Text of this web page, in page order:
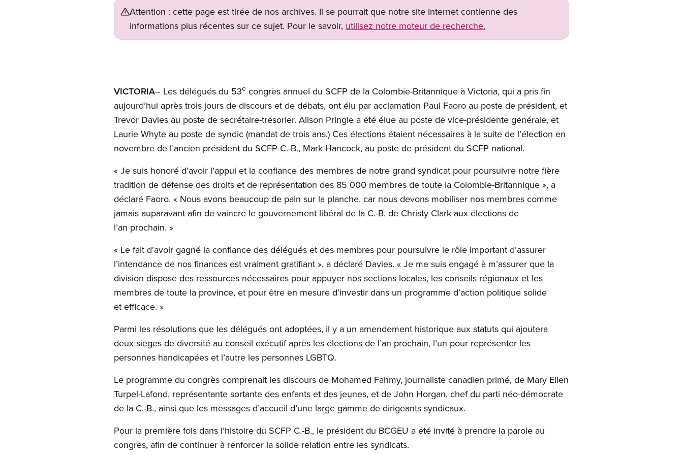
Attention : cette page est tirée de nos archives. Il se pourrait que notre site Internet contienne des
informations plus récentes sur ce sujet. Pour le savoir, utilisez notre moteur de recherche.
VICTORIA– Les délégués du 53e congrès annuel du SCFP de la Colombie-Britannique à Victoria, qui a pris fin
aujourd’hui après trois jours de discours et de débats, ont élu par acclamation Paul Faoro au poste de président, et
Trevor Davies au poste de secrétaire-trésorier. Alison Pringle a été élue au poste de vice-présidente générale, et
Laurie Whyte au poste de syndic (mandat de trois ans.) Ces élections étaient nécessaires à la suite de l’élection en
novembre de l’ancien président du SCFP C.-B., Mark Hancock, au poste de président du SCFP national.
« Je suis honoré d’avoir l’appui et la confiance des membres de notre grand syndicat pour poursuivre notre fière
tradition de défense des droits et de représentation des 85 000 membres de toute la Colombie-Britannique », a
déclaré Faoro. « Nous avons beaucoup de pain sur la planche, car nous devons mobiliser nos membres comme
jamais auparavant afin de vaincre le gouvernement libéral de la C.-B. de Christy Clark aux élections de
l’an prochain. »
« Le fait d’avoir gagné la confiance des délégués et des membres pour poursuivre le rôle important d’assurer
l’intendance de nos finances est vraiment gratifiant », a déclaré Davies. « Je me suis engagé à m’assurer que la
division dispose des ressources nécessaires pour appuyer nos sections locales, les conseils régionaux et les
membres de toute la province, et pour être en mesure d’investir dans un programme d’action politique solide
et efficace. »
Parmi les résolutions que les délégués ont adoptées, il y a un amendement historique aux statuts qui ajoutera
deux sièges de diversité au conseil exécutif après les élections de l’an prochain, l’un pour représenter les
personnes handicapées et l’autre les personnes LGBTQ.
Le programme du congrès comprenait les discours de Mohamed Fahmy, journaliste canadien primé, de Mary Ellen
Turpel-Lafond, représentante sortante des enfants et des jeunes, et de John Horgan, chef du parti néo-démocrate
de la C.-B., ainsi que les messages d’accueil d’une large gamme de dirigeants syndicaux.
Pour la première fois dans l’histoire du SCFP C.-B., le président du BCGEU a été invité à prendre la parole au
congrès, afin de continuer à renforcer la solide relation entre les syndicats.